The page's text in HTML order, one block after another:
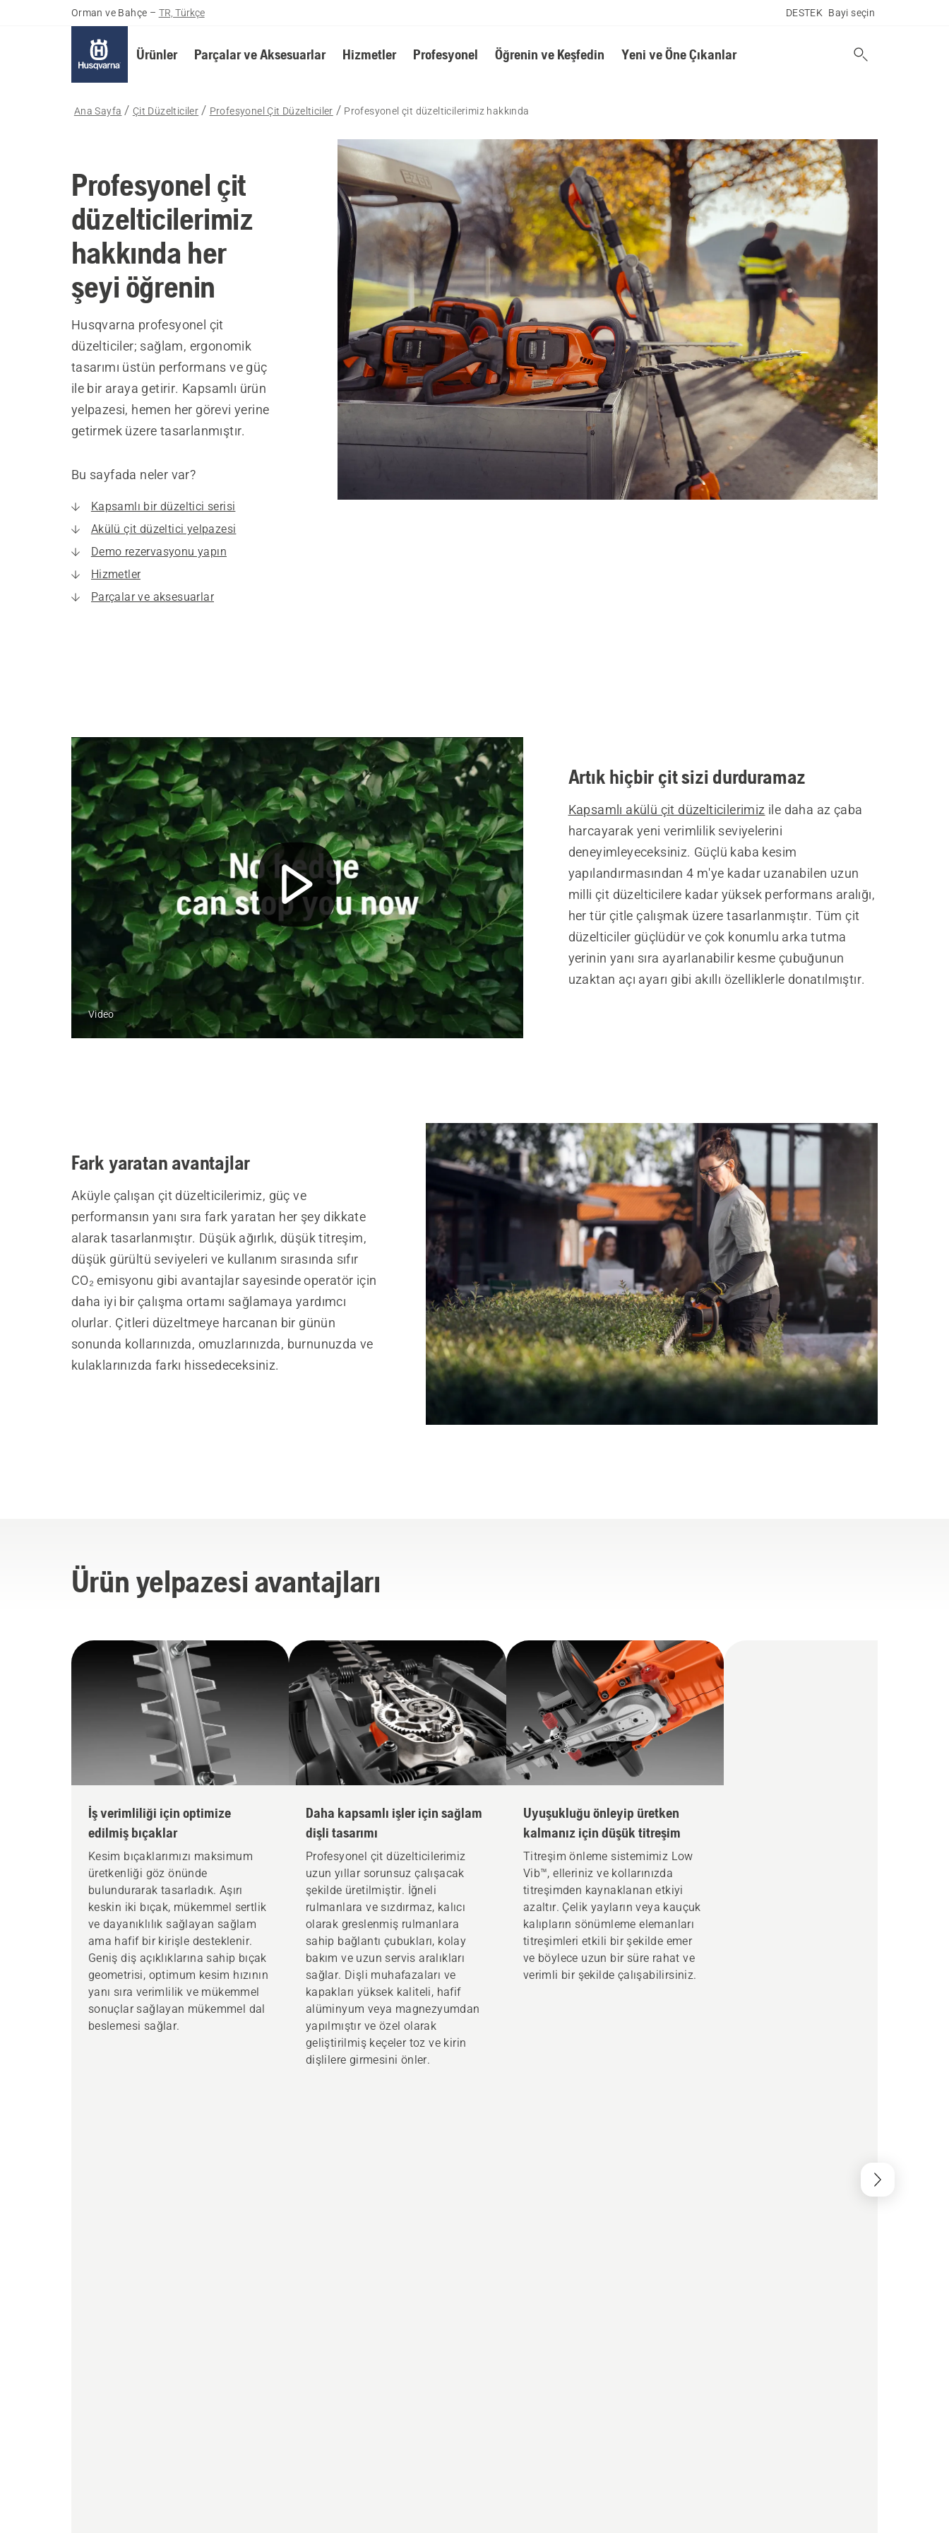
Orman ve Bahçe – TR, Türkçe DESTEK Bayi seçin
Ürünler Parçalar ve Aksesuarlar Hizmetler Profesyonel Öğrenin ve Keşfedin Yeni ve Öne Çıkanlar
Ana Sayfa Çit Düzelticiler Profesyonel Çit Düzelticiler Profesyonel çit düzelticilerimiz hakkında
Profesyonel çit
düzelticilerimiz
hakkında her
şeyi öğrenin
Husqvarna profesyonel çit
düzelticiler; sağlam, ergonomik
tasarımı üstün performans ve güç
ile bir araya getirir. Kapsamlı ürün
yelpazesi, hemen her görevi yerine
getirmek üzere tasarlanmıştır.
Bu sayfada neler var?
Kapsamlı bir düzeltici serisi
Akülü çit düzeltici yelpazesi
Demo rezervasyonu yapın
Hizmetler
Parçalar ve aksesuarlar
Video
Artık hiçbir çit sizi durduramaz
Kapsamlı akülü çit düzelticilerimiz ile daha az çaba
harcayarak yeni verimlilik seviyelerini
deneyimleyeceksiniz. Güçlü kaba kesim
yapılandırmasından 4 m'ye kadar uzanabilen uzun
milli çit düzelticilere kadar yüksek performans aralığı,
her tür çitle çalışmak üzere tasarlanmıştır. Tüm çit
düzelticiler güçlüdür ve çok konumlu arka tutma
yerinin yanı sıra ayarlanabilir kesme çubuğunun
uzaktan açı ayarı gibi akıllı özelliklerle donatılmıştır.
Fark yaratan avantajlar
Aküyle çalışan çit düzelticilerimiz, güç ve
performansın yanı sıra fark yaratan her şey dikkate
alarak tasarlanmıştır. Düşük ağırlık, düşük titreşim,
düşük gürültü seviyeleri ve kullanım sırasında sıfır
CO₂ emisyonu gibi avantajlar sayesinde operatör için
daha iyi bir çalışma ortamı sağlamaya yardımcı
olurlar. Çitleri düzeltmeye harcanan bir günün
sonunda kollarınızda, omuzlarınızda, burnunuzda ve
kulaklarınızda farkı hissedeceksiniz.
Ürün yelpazesi avantajları
İş verimliliği için optimize
edilmiş bıçaklar
Kesim bıçaklarımızı maksimum
üretkenliği göz önünde
bulundurarak tasarladık. Aşırı
keskin iki bıçak, mükemmel sertlik
ve dayanıklılık sağlayan sağlam
ama hafif bir kirişle desteklenir.
Geniş diş açıklıklarına sahip bıçak
geometrisi, optimum kesim hızının
yanı sıra verimlilik ve mükemmel
sonuçlar sağlayan mükemmel dal
beslemesi sağlar.
Daha kapsamlı işler için sağlam
dişli tasarımı
Profesyonel çit düzelticilerimiz
uzun yıllar sorunsuz çalışacak
şekilde üretilmiştir. İğneli
rulmanlara ve sızdırmaz, kalıcı
olarak greslenmiş rulmanlara
sahip bağlantı çubukları, kolay
bakım ve uzun servis aralıkları
sağlar. Dişli muhafazaları ve
kapakları yüksek kaliteli, hafif
alüminyum veya magnezyumdan
yapılmıştır ve özel olarak
geliştirilmiş keçeler toz ve kirin
dişlilere girmesini önler.
Uyuşukluğu önleyip üretken
kalmanız için düşük titreşim
Titreşim önleme sistemimiz Low
Vib™, elleriniz ve kollarınızda
titreşimden kaynaklanan etkiyi
azaltır. Çelik yayların veya kauçuk
kalıpların sönümleme elemanları
titreşimleri etkili bir şekilde emer
ve böylece uzun bir süre rahat ve
verimli bir şekilde çalışabilirsiniz.